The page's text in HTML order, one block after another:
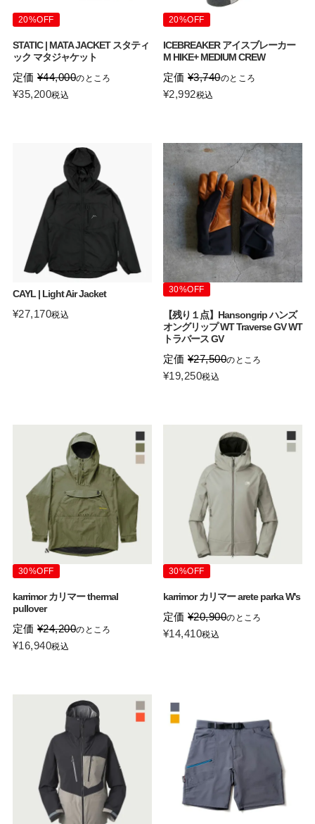
20%OFF
STATIC | MATA JACKET スタティ
ック マタジャケット
定価 ¥44,000のところ
¥35,200税込
20%OFF
ICEBREAKER アイスブレーカー
M HIKE+ MEDIUM CREW
定価 ¥3,740のところ
¥2,992税込
CAYL | Light Air Jacket
¥27,170税込
30%OFF
【残り１点】Hansongrip ハンズ
オングリップ WT Traverse GV WT
トラバース GV
定価 ¥27,500のところ
¥19,250税込
30%OFF
karrimor カリマー thermal
pullover
定価 ¥24,200のところ
¥16,940税込
30%OFF
karrimor カリマー arete parka W's
定価 ¥20,900のところ
¥14,410税込